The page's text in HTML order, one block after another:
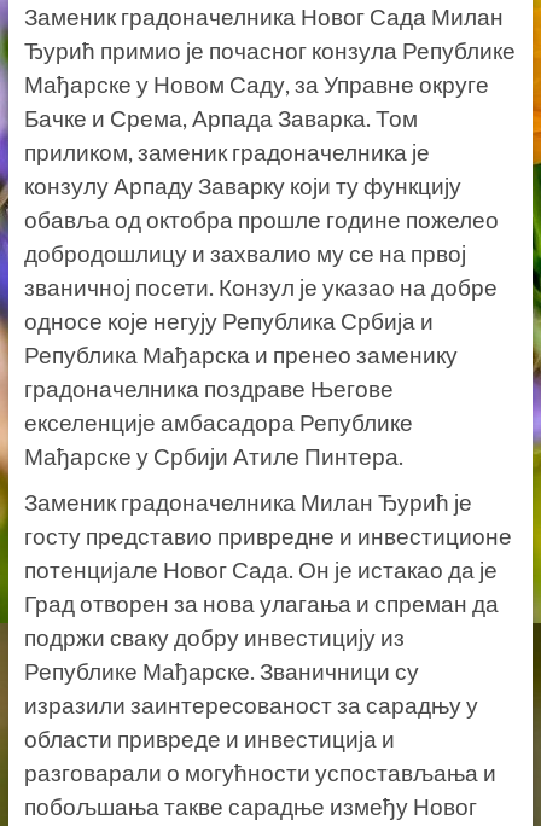
Заменик градоначелника Новог Сада Милан
Ђурић примио је почасног конзула Републике
Мађарске у Новом Саду, за Управне округе
Бачке и Срема, Арпада Заварка. Том
приликом, заменик градоначелника је
конзулу Арпаду Заварку који ту функцију
обавља од октобра прошле године пожелео
добродошлицу и захвалио му се на првој
званичној посети. Конзул је указао на добре
односе које негују Република Србија и
Република Мађарска и пренео заменику
градоначелника поздраве Његове
екселенције амбасадора Републике
Мађарске у Србији Атиле Пинтера.
Заменик градоначелника Милан Ђурић је
госту представио привредне и инвестиционе
потенцијале Новог Сада. Он је истакао да је
Град отворен за нова улагања и спреман да
подржи сваку добру инвестицију из
Републике Мађарске. Званичници су
изразили заинтересованост за сарадњу у
области привреде и инвестиција и
разговарали о могућности успостављања и
побољшања такве сарадње између Новог